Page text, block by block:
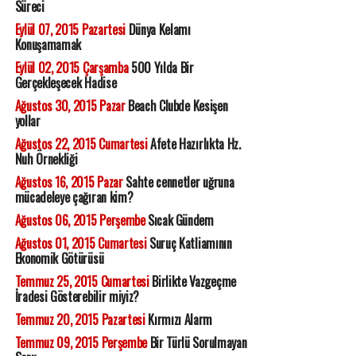
Süreci
Eylül 07, 2015 PazartesiDünya Kelamı
Konuşamamak
Eylül 02, 2015 Çarşamba500 Yılda Bir
Gerçekleşecek Hadise
Ağustos 30, 2015 PazarBeach Clubde Kesişen
yollar
Ağustos 22, 2015 CumartesiAfete Hazırlıkta Hz.
Nuh Örnekliği
Ağustos 16, 2015 PazarSahte cennetler uğruna
mücadeleye çağıran kim?
Ağustos 06, 2015 PerşembeSıcak Gündem
Ağustos 01, 2015 CumartesiSuruç Katliamının
Ekonomik Götürüsü
Temmuz 25, 2015 CumartesiBirlikte Vazgeçme
İradesi Gösterebilir miyiz?
Temmuz 20, 2015 PazartesiKırmızı Alarm
Temmuz 09, 2015 PerşembeBir Türlü Sorulmayan